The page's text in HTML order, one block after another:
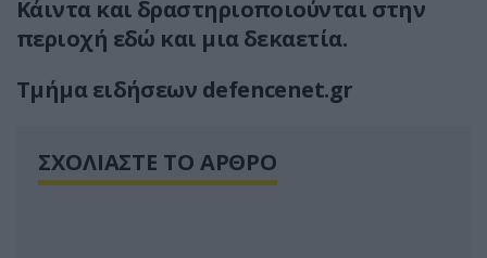
Κάιντα και δραστηριοποιούνται στην
περιοχή εδώ και μια δεκαετία.
Τμήμα ειδήσεων defencenet.gr
ΣΧΟΛΙΑΣΤΕ ΤΟ ΑΡΘΡΟ